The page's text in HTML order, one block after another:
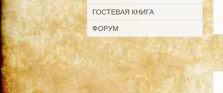
ГОСТЕВАЯ КНИГА
ФОРУМ